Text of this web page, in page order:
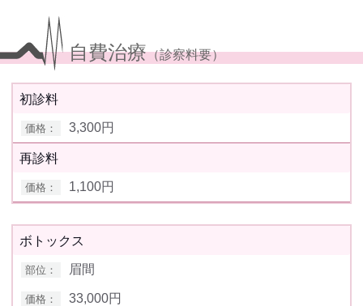
自費治療（診察料要）
初診料
3,300円
再診料
1,100円
ボトックス
眉間
33,000円